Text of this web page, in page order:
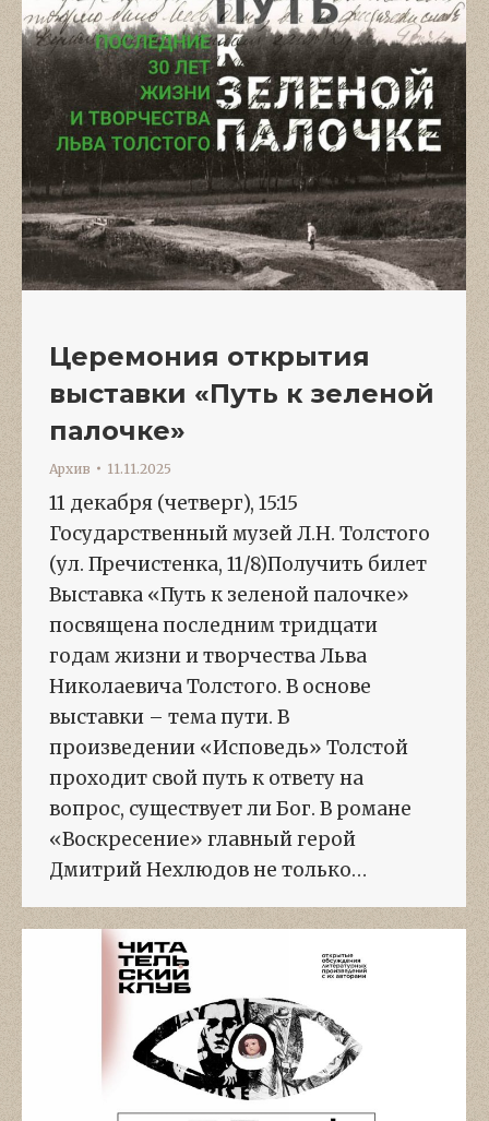
Церемония открытия
выставки «Путь к зеленой
палочке»
Архив 11.11.2025
11 декабря (четверг), 15:15
Государственный музей Л.Н. Толстого
(ул. Пречистенка, 11/8)Получить билет
Выставка «Путь к зеленой палочке»
посвящена последним тридцати
годам жизни и творчества Льва
Николаевича Толстого. В основе
выставки – тема пути. В
произведении «Исповедь» Толстой
проходит свой путь к ответу на
вопрос, существует ли Бог. В романе
«Воскресение» главный герой
Дмитрий Нехлюдов не только…